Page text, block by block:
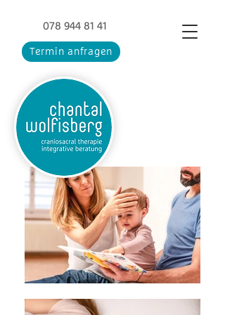
078 944 81 41
Termin anfragen